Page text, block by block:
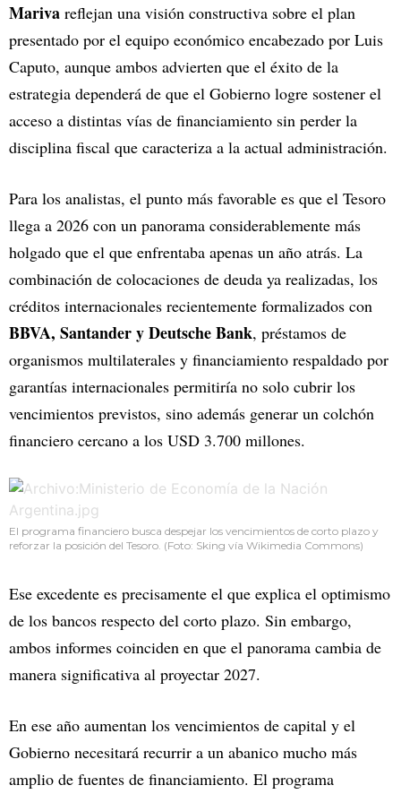
Mariva reflejan una visión constructiva sobre el plan
presentado por el equipo económico encabezado por Luis
Caputo, aunque ambos advierten que el éxito de la
estrategia dependerá de que el Gobierno logre sostener el
acceso a distintas vías de financiamiento sin perder la
disciplina fiscal que caracteriza a la actual administración.
Para los analistas, el punto más favorable es que el Tesoro
llega a 2026 con un panorama considerablemente más
holgado que el que enfrentaba apenas un año atrás. La
combinación de colocaciones de deuda ya realizadas, los
créditos internacionales recientemente formalizados con
BBVA, Santander y Deutsche Bank, préstamos de
organismos multilaterales y financiamiento respaldado por
garantías internacionales permitiría no solo cubrir los
vencimientos previstos, sino además generar un colchón
financiero cercano a los USD 3.700 millones.
El programa financiero busca despejar los vencimientos de corto plazo y
reforzar la posición del Tesoro. (Foto: Sking vía Wikimedia Commons)
Ese excedente es precisamente el que explica el optimismo
de los bancos respecto del corto plazo. Sin embargo,
ambos informes coinciden en que el panorama cambia de
manera significativa al proyectar 2027.
En ese año aumentan los vencimientos de capital y el
Gobierno necesitará recurrir a un abanico mucho más
amplio de fuentes de financiamiento. El programa